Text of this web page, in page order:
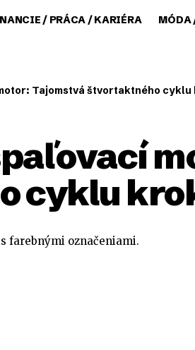
/ PRÁCA / KARIÉRA MÓDA
Tajomstvá štvortaktného cyklu
cyklu